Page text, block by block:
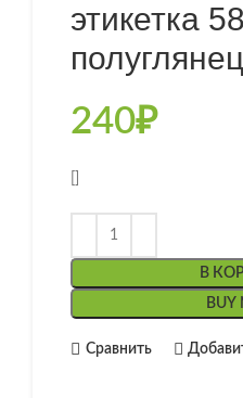
этикетка
полуглянец
240₽
В
BUY
Сравнить